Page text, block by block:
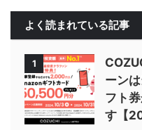
よく読まれている記事
1
ーン
フト
す【